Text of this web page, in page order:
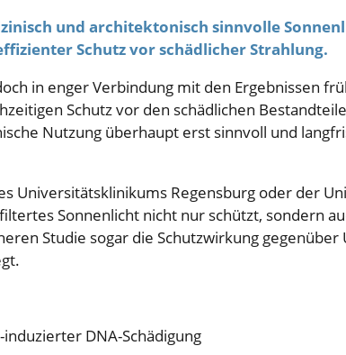
und architektonisch sinnvolle
Schutz vor schädlicher Strahlung.
in enger Verbindung mit den Ergebnissen
Schutz vor den schädlichen
Nutzung überhaupt erst sinnvoll und
Universitätsklinikums Regensburg oder der
Sonnenlicht nicht nur schützt, sondern
Studie sogar die Schutzwirkung gegenüber
DNA-Schädigung